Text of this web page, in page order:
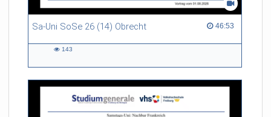
Sa-Uni SoSe 26 (14) Obrecht 46:53
46:53 duration
143